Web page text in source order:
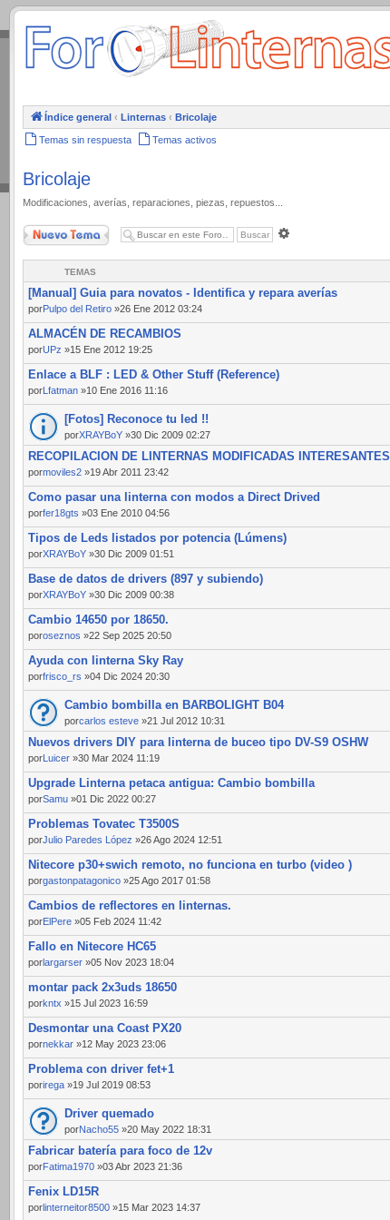
.
Índice general ‹ Linternas ‹ Bricolaje
Temas sin respuesta Temas activos
Bricolaje
Modificaciones, averías, reparaciones, piezas, repuestos...
Nuevo Tema
TEMAS
[Manual] Guia para novatos - Identifica y repara averías
porPulpo del Retiro »26 Ene 2012 03:24
ALMACÉN DE RECAMBIOS
porUPz »15 Ene 2012 19:25
Enlace a BLF : LED & Other Stuff (Reference)
porLfatman »10 Ene 2016 11:16
[Fotos] Reconoce tu led !!
porXRAYBoY »30 Dic 2009 02:27
RECOPILACION DE LINTERNAS MODIFICADAS INTERESANTES
pormoviles2 »19 Abr 2011 23:42
Como pasar una linterna con modos a Direct Drived
porfer18gts »03 Ene 2010 04:56
Tipos de Leds listados por potencia (Lúmens)
porXRAYBoY »30 Dic 2009 01:51
Base de datos de drivers (897 y subiendo)
porXRAYBoY »30 Dic 2009 00:38
Cambio 14650 por 18650.
poroseznos »22 Sep 2025 20:50
Ayuda con linterna Sky Ray
porfrisco_rs »04 Dic 2024 20:30
Cambio bombilla en BARBOLIGHT B04
porcarlos esteve »21 Jul 2012 10:31
Nuevos drivers DIY para linterna de buceo tipo DV-S9 OSHW
porLuicer »30 Mar 2024 11:19
Upgrade Linterna petaca antigua: Cambio bombilla
porSamu »01 Dic 2022 00:27
Problemas Tovatec T3500S
porJulio Paredes López »26 Ago 2024 12:51
Nitecore p30+swich remoto, no funciona en turbo (video )
porgastonpatagonico »25 Ago 2017 01:58
Cambios de reflectores en linternas.
porElPere »05 Feb 2024 11:42
Fallo en Nitecore HC65
porlargarser »05 Nov 2023 18:04
montar pack 2x3uds 18650
porkntx »15 Jul 2023 16:59
Desmontar una Coast PX20
pornekkar »12 May 2023 23:06
Problema con driver fet+1
porirega »19 Jul 2019 08:53
Driver quemado
porNacho55 »20 May 2022 18:31
Fabricar batería para foco de 12v
porFatima1970 »03 Abr 2023 21:36
Fenix LD15R
porlinterneitor8500 »15 Mar 2023 14:37